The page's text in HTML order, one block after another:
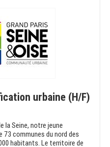
urbaine (H/F)
la Seine, notre jeune
73 communes du nord des
habitants. Le territoire de